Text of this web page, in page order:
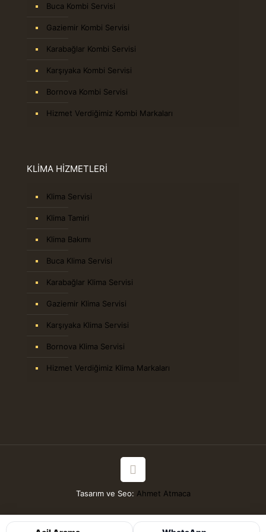
Buca Kombi Servisi
Gaziemir Kombi Servisi
Karabağlar Kombi Servisi
Karşıyaka Kombi Servisi
Bornova Kombi Servisi
Hizmet Verdiğimiz Kombi Markaları
KLİMA HİZMETLERİ
Klima Servisi
Klima Tamiri
Klima Bakımı
Buca Klima Servisi
Karabağlar Klima Servisi
Gaziemir Klima Servisi
Karşıyaka Klima Servisi
Bornova Klima Servisi
Hizmet Verdiğimiz Klima Markaları
Tasarım ve Seo: Ahmet Atmaca